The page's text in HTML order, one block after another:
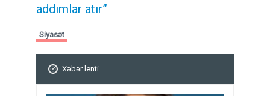
addımlar atır”
Siyasət
Xəbər lenti